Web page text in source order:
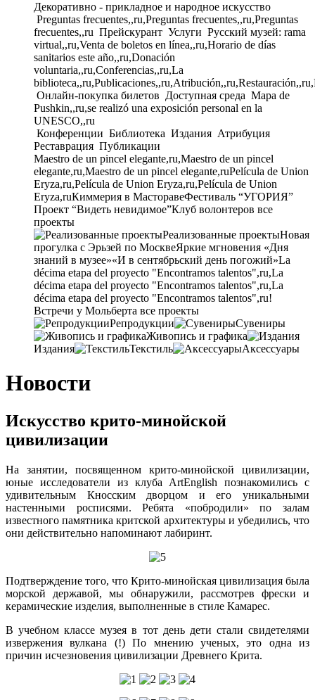
Декоративно - прикладное и народное искусство
Preguntas frecuentes,,ru,Preguntas frecuentes,,ru,Preguntas
frecuentes,,ru Прейскурант Услуги Русский музей: rama
virtual,,ru,Venta de boletos en línea,,ru,Horario de días
sanitarios este año,,ru,Donación
voluntaria,,ru,Conferencias,,ru,La
Онлайн-покупка билетов Доступная среда Mapa de
Pushkin,,ru,se realizó una exposición personal en la
UNESCO,,ru
Конференции Библиотека Издания Атрибуция
Реставрация Публикации
Maestro de un pincel elegante,ru,Maestro de un pincel
elegante,ru,Maestro de un pincel elegante,ruPelícula de Union
Eryza,ru,Película de Union Eryza,ru,Película de Union
Eryza,ruКиммерия в МасторавеФестиваль “УГОРИЯ”
Проект “Видеть невидимое”Клуб волонтеров все
проекты
Реализованные проектыНовая
прогулка с Эрьзей по МосквеЯркие мгновения «Дня
знаний в музее»«И в сентябрьский день погожий»La
décima etapa del proyecto "Encontramos talentos",ru,La
décima etapa del proyecto "Encontramos talentos",ru,La
décima etapa del proyecto "Encontramos talentos",ru!
Встречи у Мольберта все проекты
Репродукции
Сувениры
Живопись и графика
Издания
Текстиль Аксессуары
Новости
Искусство крито-минойской
цивилизации
На занятии, посвященном крито-минойской цивилизации,
юные исследователи из клуба ArtEnglish познакомились с
удивительным Кносским дворцом и его уникальными
настенными росписями.Ребята «побродили» по залам
известного памятника критской архитектуры и убедились, что
они действительно напоминают лабиринт.
Подтверждение того, что Крито-минойская цивилизация была
морской державой, мы обнаружили, рассмотрев фрески и
керамические изделия, выполненные в стиле Камарес.
В учебном классе музея в тот день дети стали свидетелями
извержения вулкана (!) По мнению ученых, это одна из
причин исчезновения цивилизации Древнего Крита.